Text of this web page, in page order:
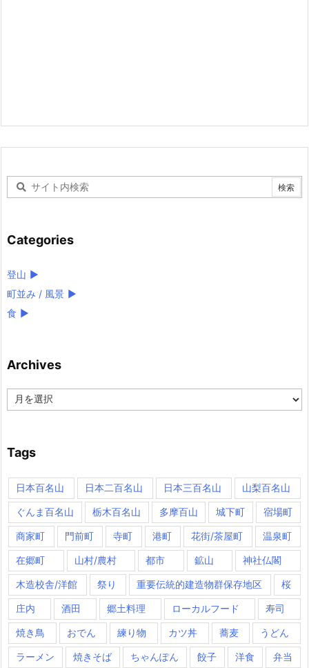
Categories
登山 ►
町並み / 風景 ►
食 ►
Archives
Archives
Tags
日本百名山 日本二百名山 日本三百名山 山梨百名山
ぐんま百名山 栃木百名山 多摩百山 城下町 宿場町
商家町 門前町 寺町 港町 花街/茶屋町 温泉町
在郷町 山村/農村 都市 鉱山 神社仏閣
木造校舎/洋館 祭り 重要伝統的建造物群保存地区 桜
庄内 酒田 郷土料理 ローカルフード 寿司
焼き鳥 おでん 練り物 カツ丼 蕎麦 うどん
ラーメン 焼きそば ちゃんぽん 餃子 洋食 弁当